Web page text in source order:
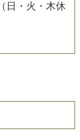
日・火・木休